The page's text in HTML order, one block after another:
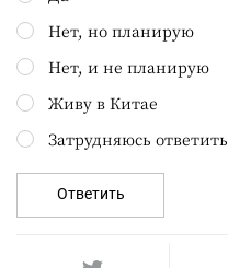
Нет, но планирую
Нет, и не планирую
Живу в Китае
Затрудняюсь ответить
Ответить